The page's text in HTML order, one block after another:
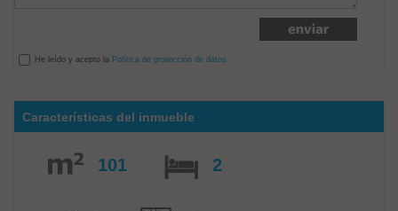
He leído y acepto la Política de protección de datos
Características del inmueble
101 2